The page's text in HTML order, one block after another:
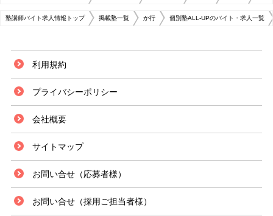
塾講師バイト求人情報トップ 掲載塾一覧 か行 個別塾ALL-UPのバイト・求人一覧
利用規約
プライバシーポリシー
会社概要
サイトマップ
お問い合せ（応募者様）
お問い合せ（採用ご担当者様）